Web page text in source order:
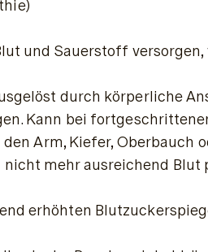
und Sauerstoff
durch körperliche
Kann bei
Arm, Kiefer,
mehr ausreichend
erhöhten